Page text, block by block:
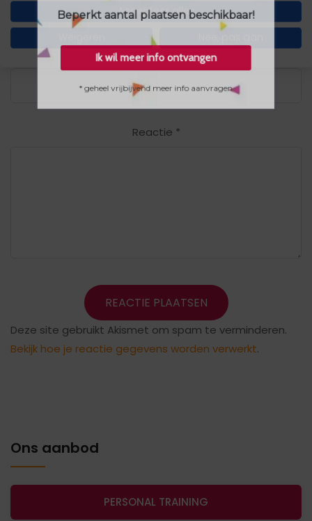
velden zijn gemarkeerd met*
E-mail
Reactie *
Deze site gebruikt Akismet om spam te verminderen.
Bekijk hoe je reactie gegevens worden verwerkt.
Ons aanbod
PERSONAL TRAINING
Accepteer alles
Beperkt aantal plaatsen beschikbaar!
Ik wil meer info ontvangen
* geheel vrijbijvend meer info aanvragen